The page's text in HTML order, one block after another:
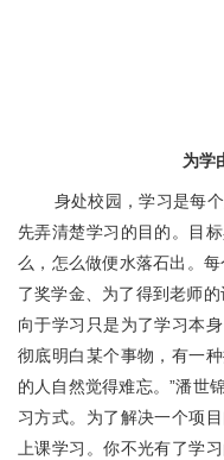
为学
身处校园，学习是每个
先弄清楚学习的目的。目
么，怎么做便水落石出。
了奖学金、为了得到老师
向于学习只是为了学习本
彻底明白某个事物，有一
的人自然觉得难忘。”潘世
习方式。为了解决一个项
上课学习。你不光有了学